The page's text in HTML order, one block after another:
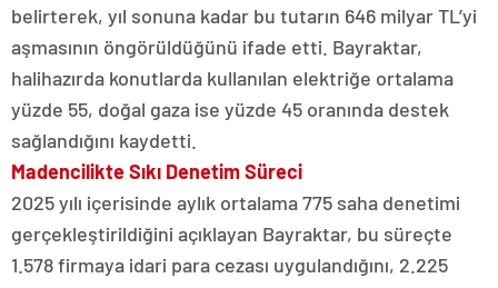
belirterek, yıl sonuna kadar bu tutarın 646 milyar TL’yi
aşmasının öngörüldüğünü ifade etti. Bayraktar,
halihazırda konutlarda kullanılan elektriğe ortalama
yüzde 55, doğal gaza ise yüzde 45 oranında destek
sağlandığını kaydetti.
Madencilikte Sıkı Denetim Süreci
2025 yılı içerisinde aylık ortalama 775 saha denetimi
gerçekleştirildiğini açıklayan Bayraktar, bu süreçte
1.578 firmaya idari para cezası uygulandığını, 2.225